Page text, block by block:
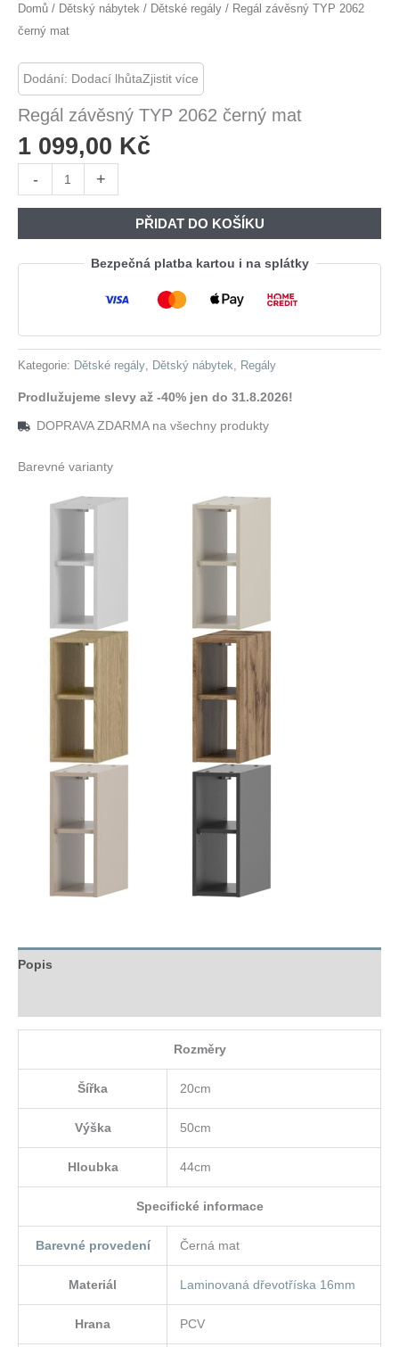
Domů / Dětský nábytek / Dětské regály / Regál závěsný TYP 2062
černý mat
Dodání: Dodací lhůtaZjistit více
Regál závěsný TYP 2062 černý mat
1 099,00 Kč
-
závěsný
2062
černý
+
PŘIDAT DO KOŠÍKU
Bezpečná platba kartou i na splátky
Kategorie: Dětské regály, Dětský nábytek, Regály
Prodlužujeme slevy až -40% jen do 31.8.2026!
DOPRAVA ZDARMA na všechny produkty
Barevné varianty
Popis
Rozměry
Šířka 20cm
Výška 50cm
Hloubka 44cm
Specifické informace
Barevné provedení Černá mat
Materiál Laminovaná dřevotříska 16mm
Hrana PCV